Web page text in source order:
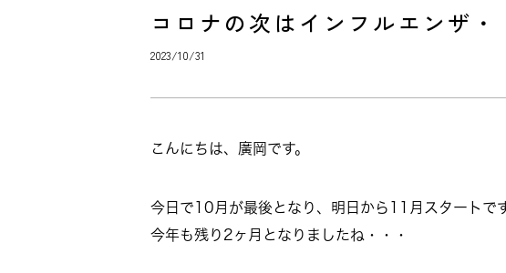
コロナの次はインフルエンザ・
2023/10/31
こんにちは、廣岡です。
今日で10月が最後となり、明日から11月スタートで
今年も残り2ヶ月となりましたね・・・